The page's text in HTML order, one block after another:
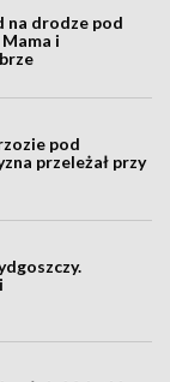
na drodze pod
i
pod
przeleżał przy